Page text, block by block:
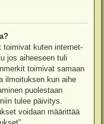
toimivat kuten internet-
jos aiheeseen tuli
toimivat samaan
ilmoituksen kun aihe
puolestaan
tulee päivitys.
voidaan määrittää